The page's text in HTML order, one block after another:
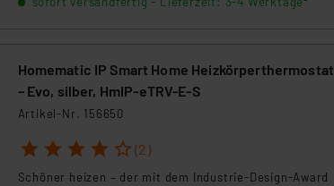
Homematic IP Smart Home Heizkörperthermostat
– Evo, silber, HmIP-eTRV-E-S
Artikel-Nr. 156650
1 2 3 4 5 (2)
Schöner heizen – der mit dem Industrie-Design-Award